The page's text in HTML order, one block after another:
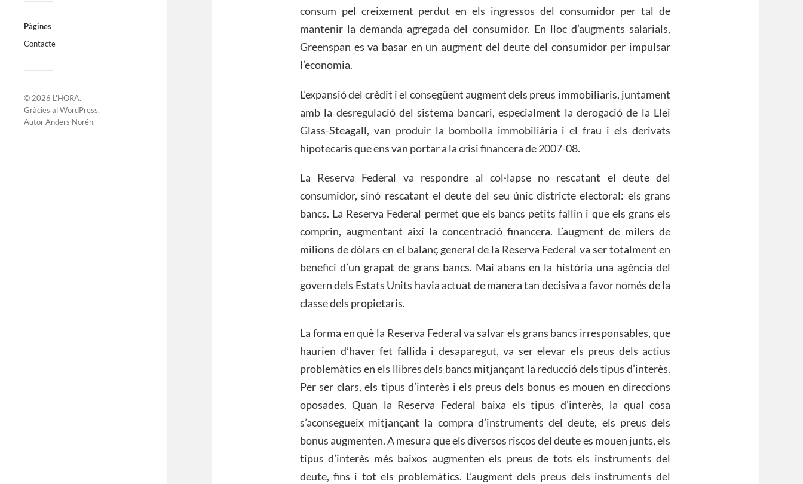
Pàgines
Contacte
© 2026 L'HORA.
Gràcies alWordPress.
AutorAnders Norén.
consum pel creixement perdut en els ingressos del consumidor per tal de
mantenir la demanda agregada del consumidor. En lloc d’augments salarials,
Greenspan es va basar en un augment del deute del consumidor per impulsar
l’economia.
L’expansió del crèdit i el consegüent augment dels preus immobiliaris, juntament
amb la desregulació del sistema bancari, especialment la derogació de la Llei
Glass-Steagall, van produir la bombolla immobiliària i el frau i els derivats
hipotecaris que ens van portar a la crisi financera de 2007-08.
La Reserva Federal va respondre al col·lapse no rescatant el deute del
consumidor, sinó rescatant el deute del seu únic districte electoral: els grans
bancs. La Reserva Federal permet que els bancs petits fallin i que els grans els
comprin, augmentant així la concentració financera. L’augment de milers de
milions de dòlars en el balanç general de la Reserva Federal va ser totalment en
benefici d’un grapat de grans bancs. Mai abans en la història una agència del
govern dels Estats Units havia actuat de manera tan decisiva a favor només de la
classe dels propietaris.
La forma en què la Reserva Federal va salvar els grans bancs irresponsables, que
haurien d’haver fet fallida i desaparegut, va ser elevar els preus dels actius
problemàtics en els llibres dels bancs mitjançant la reducció dels tipus d’interès.
Per ser clars, els tipus d’interès i els preus dels bonus es mouen en direccions
oposades. Quan la Reserva Federal baixa els tipus d’interès, la qual cosa
s’aconsegueix mitjançant la compra d’instruments del deute, els preus dels
bonus augmenten. A mesura que els diversos riscos del deute es mouen junts, els
tipus d’interès més baixos augmenten els preus de tots els instruments del
deute, fins i tot els problemàtics. L’augment dels preus dels instruments del